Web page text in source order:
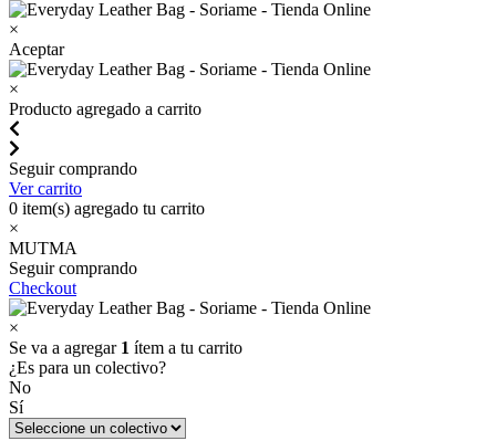
×
Aceptar
×
Producto agregado a carrito
Seguir comprando
Ver carrito
0 item(s) agregado tu carrito
×
MUTMA
Seguir comprando
Checkout
×
Se va a agregar 1 ítem a tu carrito
¿Es para un colectivo?
No
Sí